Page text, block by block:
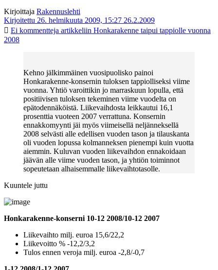
Kirjoittaja Rakennuslehti
Kirjoitettu 26. helmikuuta 2009, 15:27 26.2.2009
Ei kommentteja artikkeliin Honkarakenne taipui tappiolle vuonna
2008
Kehno jälkimmäinen vuosipuolisko painoi
Honkarakenne-konsernin tuloksen tappiolliseksi viime
vuonna. Yhtiö varoittikin jo marraskuun lopulla, että
positiivisen tuloksen tekeminen viime vuodelta on
epätodennäköistä. Liikevaihdosta leikkautui 16,1
prosenttia vuoteen 2007 verrattuna. Konsernin
ennakkomyynti jäi myös viimeisellä neljänneksellä
2008 selvästi alle edellisen vuoden tason ja tilauskanta
oli vuoden lopussa kolmanneksen pienempi kuin vuotta
aiemmin. Kuluvan vuoden liikevaihdon ennakoidaan
jäävän alle viime vuoden tason, ja yhtiön toiminnot
sopeutetaan alhaisemmalle liikevaihtotasolle.
Kuuntele juttu
Honkarakenne-konserni 10-12 2008/10-12 2007
Liikevaihto milj. euroa 15,6/22,2
Liikevoitto % -12,2/3,2
Tulos ennen veroja milj. euroa -2,8/-0,7